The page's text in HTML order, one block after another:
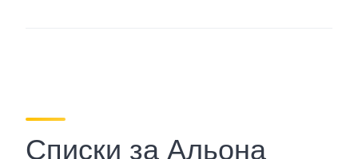
Списки за Альона